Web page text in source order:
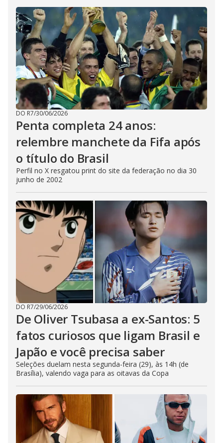
DO R7/30/06/2026
Penta completa 24 anos:
relembre manchete da Fifa após
o título do Brasil
Perfil no X resgatou print do site da federação no dia 30
junho de 2002
DO R7/29/06/2026
De Oliver Tsubasa a ex-Santos: 5
fatos curiosos que ligam Brasil e
Japão e você precisa saber
Seleções duelam nesta segunda-feira (29), às 14h (de
Brasília), valendo vaga para as oitavas da Copa